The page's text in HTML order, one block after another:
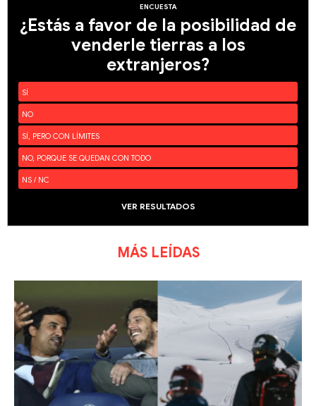
ENCUESTA
¿Estás a favor de la posibilidad de
venderle tierras a los
extranjeros?
SÍ
NO
SÍ, PERO CON LÍMITES
NO, PORQUE SE QUEDAN CON TODO
NS / NC
VER RESULTADOS
MÁS LEÍDAS